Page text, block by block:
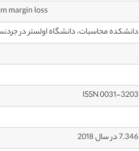
margin loss
دانشکده محاسبات، دانشگاه اولستر در
ISSN 0031-3203
7.346 در سال 2018